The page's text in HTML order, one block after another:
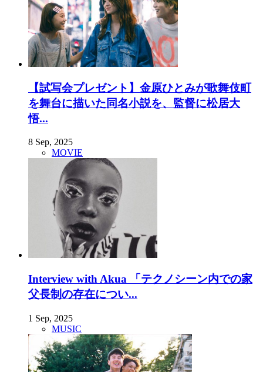
【試写会プレゼント】金原ひとみが歌舞伎町
を舞台に描いた同名小説を、監督に松居大
悟...
8 Sep, 2025
MOVIE
Interview with Akua 「テクノシーン内での家
父長制の存在につい...
1 Sep, 2025
MUSIC